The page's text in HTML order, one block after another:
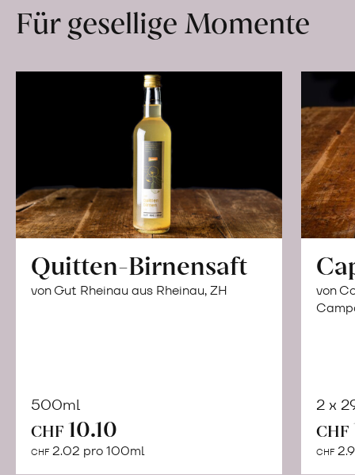
Hof
erfahren
Für gesellige Momente
Quitten-Birnensaft
von Gut Rheinau aus Rheinau, ZH
500ml
CHF 10.10
CHF 2.02 pro 100ml
Warenkorb
von
2 x
CHF
CHF